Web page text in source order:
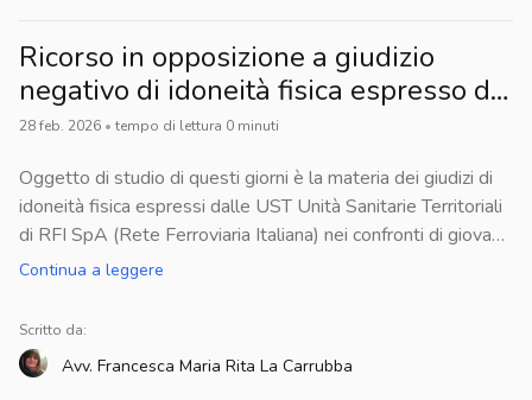
Ricorso in opposizione a giudizio
negativo di idoneità fisica espresso da
RFI SpA
28 feb. 2026 • tempo di lettura 0 minuti
Oggetto di studio di questi giorni è la materia dei giudizi di
idoneità fisica espressi dalle UST Unità Sanitarie Territoriali
di RFI SpA (Rete Ferroviaria Italiana) nei confronti di giovani
che aspirano in un inserimento serio nel mondo del lavoro.
idoneità fisica al fine di ottenere nuovo giudizio dal superiore
organo gerarchico.
Continua a leggere
Scritto da:
Avv. Francesca Maria Rita La Carrubba